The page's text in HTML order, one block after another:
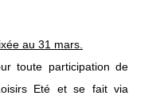
au 31 mars.
toute participation de
Eté et se fait via